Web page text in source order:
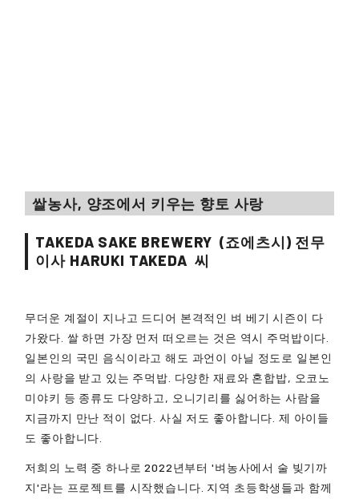
쌀농사, 양조에서 키우는 향토 사랑
TAKEDA SAKE BREWERY (죠에츠시) 전무
이사 HARUKI TAKEDA 씨
무더운 계절이 지나고 드디어 본격적인 벼 베기 시즌이 다
가왔다. 쌀 하면 가장 먼저 떠오르는 것은 역시 주먹밥이다.
일본인의 국민 음식이라고 해도 과언이 아닐 정도로 일본인
의 사랑을 받고 있는 주먹밥. 다양한 재료와 혼합밥, 오코노
미야키 등 종류도 다양하고, 오니기리를 싫어하는 사람을
지금까지 만난 적이 없다. 사실 저도 좋아합니다. 제 아이들
도 좋아합니다.
저희의 노력 중 하나로 2022년부터 '벼농사에서 술 빚기까
지'라는 프로젝트를 시작했습니다. 지역 초등학생들과 함께